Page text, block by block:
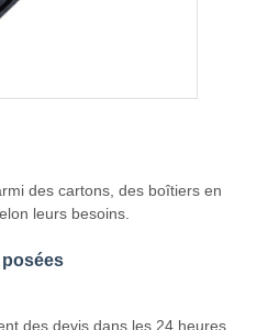
des cartons, des boîtiers en
leurs besoins.
des devis dans les 24 heures